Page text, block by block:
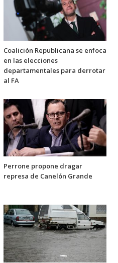
Coalición Republicana se enfoca
en las elecciones
departamentales para derrotar
al FA
Perrone propone dragar
represa de Canelón Grande